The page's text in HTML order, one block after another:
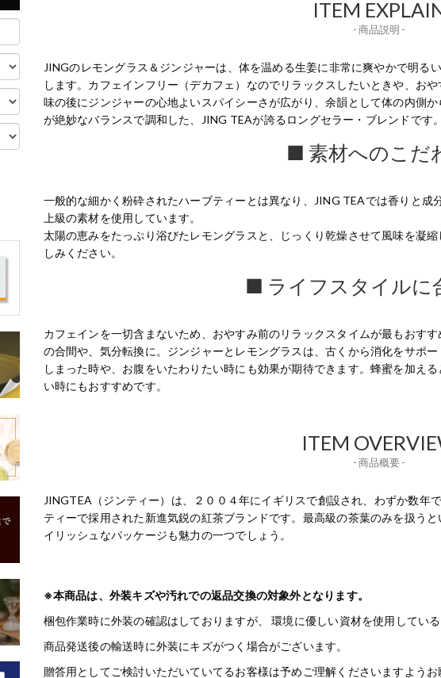
ITEM
- 商品説明 -
JINGのレモングラス＆ジンジャーは、体を温める生姜に非常に爽やかで明る
します。カフェインフリー（デカフェ）なのでリラックスしたいときや、お
味の後にジンジャーの心地よいスパイシーさが広がり、余韻として体の内側
が絶妙なバランスで調和した、JING TEAが誇るロングセラー・ブレンドです
■ 素材へのこだ
一般的な細かく粉砕されたハーブティーとは異なり、JING TEAでは香りと
上級の素材を使用しています。
太陽の恵みをたっぷり浴びたレモングラスと、じっくり乾燥させて風味を凝
しみください。
■ ライフスタイルに
カフェインを一切含まないため、おやすみ前のリラックスタイムが最もおす
の合間や、気分転換に。ジンジャーとレモングラスは、古くから消化をサポ
しまった時や、お腹をいたわりたい時にも効果が期待できます。蜂蜜を加え
い時にもおすすめです。
ITEM
- 商品概要 -
JINGTEA（ジンティー）は、２００４年にイギリスで創設され、わずか数年
ティーで採用された新進気鋭の紅茶ブランドです。最高級の茶葉のみを扱う
イリッシュなパッケージも魅力の一つでしょう。
※本商品は、外装キズや汚れでの返品交換の対象外となります。
梱包作業時に外装の確認はしておりますが、 環境に優しい資材を使用してい
商品発送後の輸送時に外装にキズがつく場合がございます。
贈答用としてご検討いただいていてるお客様は予めご理解くださいますよう